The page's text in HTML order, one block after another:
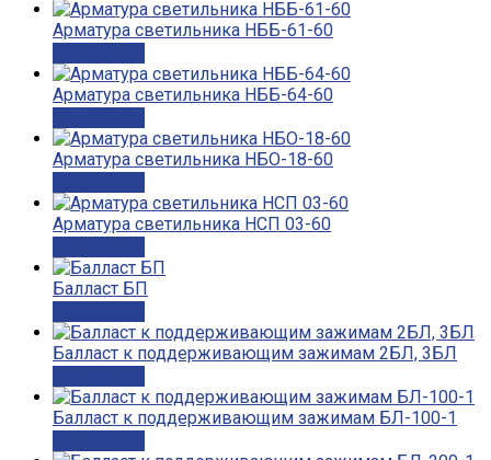
Арматура светильника НББ-61-60
Арматура светильника НББ-64-60
Арматура светильника НБО-18-60
Арматура светильника НСП 03-60
Балласт БП
Балласт к поддерживающим зажимам 2БЛ, 3БЛ
Балласт к поддерживающим зажимам БЛ-100-1